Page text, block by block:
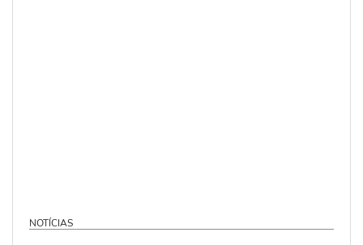
NOTÍCIAS